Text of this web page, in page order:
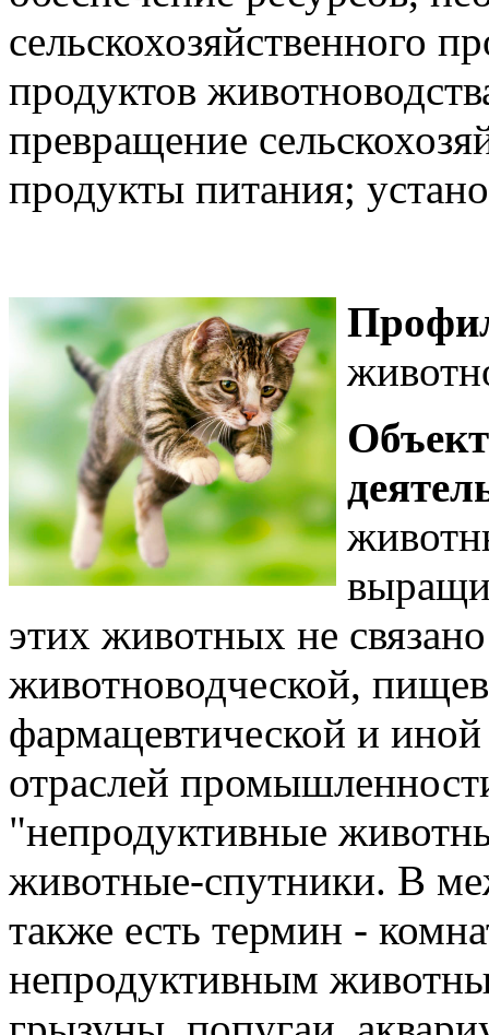
сельскохозяйственного
продуктов
превращение
продукты питания;
этих животных не
животноводческой,
фармацевтической и
отраслей
"непродуктивные
животные-спутники. В
также есть термин -
непродуктивным